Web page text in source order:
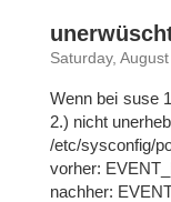
Saturday,
Wenn bei suse
2.) nicht
/etc/sysconfig/
vorher:
nachher: